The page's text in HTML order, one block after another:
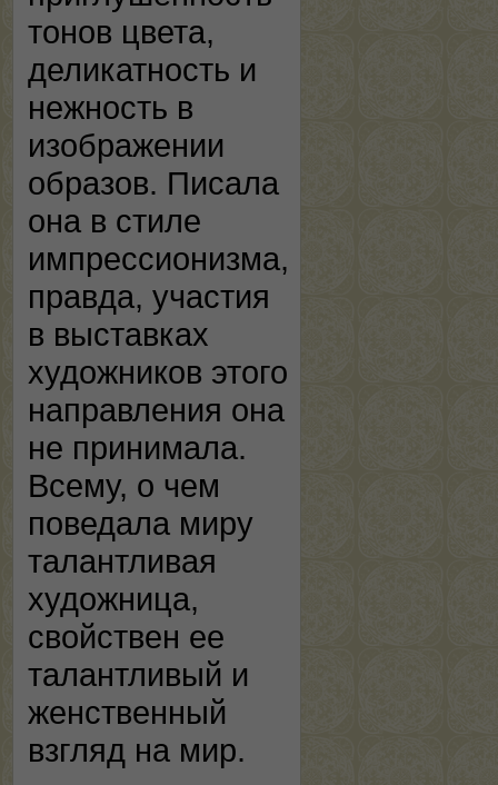
тонов цвета,
деликатность и
нежность в
изображении
образов. Писала
она в стиле
импрессионизма,
правда, участия
в выставках
художников этого
направления она
не принимала.
Всему, о чем
поведала миру
талантливая
художница,
свойствен ее
талантливый и
женственный
взгляд на мир.